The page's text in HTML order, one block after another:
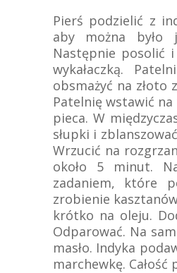
Pierś podzielić z
aby można było
Następnie posolić
wykałaczką.
obsmażyć na
Patelnię wstawić
pieca. W
słupki i
Wrzucić na
około 5 minut.
zadaniem, które
zrobienie
krótko na oleju.
Odparować. Na
masło. Indyka
marchewkę.